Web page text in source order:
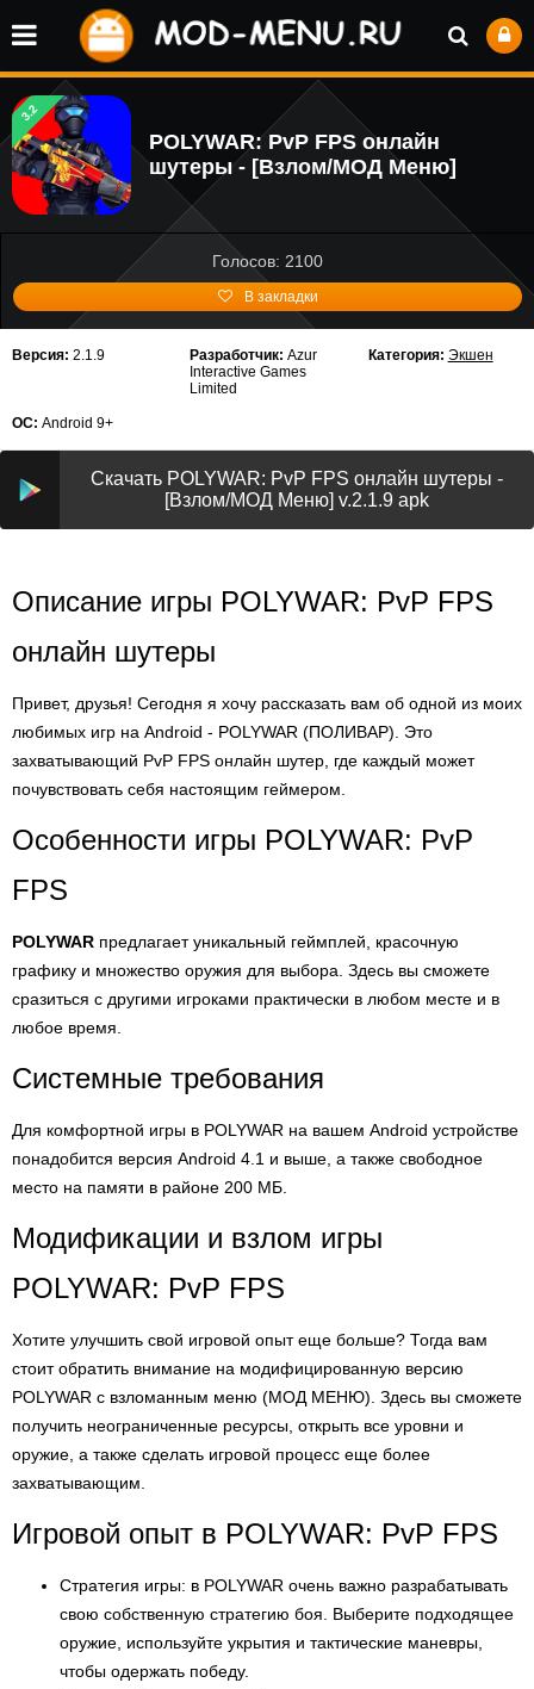
3.2
POLYWAR: PvP FPS онлайн
шутеры - [Взлом/МОД Меню]
Голосов: 2100
В закладки
Версия: 2.1.9 Разработчик: Azur
Interactive Games
Limited
Категория: Экшен
ОС: Android 9+
Скачать POLYWAR: PvP FPS онлайн шутеры -
[Взлом/МОД Меню] v.2.1.9 apk
Описание игры POLYWAR: PvP FPS
онлайн шутеры
Привет, друзья! Сегодня я хочу рассказать вам об одной из моих
любимых игр на Android - POLYWAR (ПОЛИВАР). Это
захватывающий PvP FPS онлайн шутер, где каждый может
почувствовать себя настоящим геймером.
Особенности игры POLYWAR: PvP
FPS
POLYWAR предлагает уникальный геймплей, красочную
графику и множество оружия для выбора. Здесь вы сможете
сразиться с другими игроками практически в любом месте и в
любое время.
Системные требования
Для комфортной игры в POLYWAR на вашем Android устройстве
понадобится версия Android 4.1 и выше, а также свободное
место на памяти в районе 200 МБ.
Модификации и взлом игры
POLYWAR: PvP FPS
Хотите улучшить свой игровой опыт еще больше? Тогда вам
стоит обратить внимание на модифицированную версию
POLYWAR с взломанным меню (МОД МЕНЮ). Здесь вы сможете
получить неограниченные ресурсы, открыть все уровни и
оружие, а также сделать игровой процесс еще более
захватывающим.
Игровой опыт в POLYWAR: PvP FPS
Стратегия игры: в POLYWAR очень важно разрабатывать
свою собственную стратегию боя. Выберите подходящее
оружие, используйте укрытия и тактические маневры,
чтобы одержать победу.